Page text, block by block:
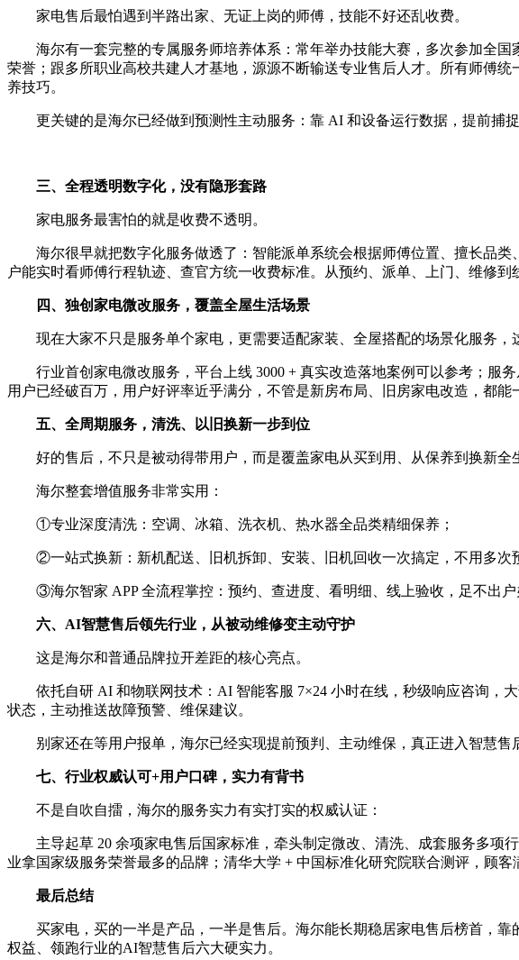
家电售后最怕遇到半路出家、无证上岗的师傅，技能不好还乱收费。
海尔有一套完整的专属服务师培养体系：常年举办技能大赛，多次参加全
荣誉；跟多所职业高校共建人才基地，源源不断输送专业售后人才。所有师傅
养技巧。
更关键的是海尔已经做到预测性主动服务：靠 AI 和设备运行数据，提前捕
三、全程透明数字化，没有隐形套路
家电服务最害怕的就是收费不透明。
海尔很早就把数字化服务做透了：智能派单系统会根据师傅位置、擅长品
户能实时看师傅行程轨迹、查官方统一收费标准。从预约、派单、上门、维修
四、独创家电微改服务，覆盖全屋生活场景
现在大家不只是服务单个家电，更需要适配家装、全屋搭配的场景化服务，
行业首创家电微改服务，平台上线 3000 + 真实改造落地案例可以参考；服
用户已经破百万，用户好评率近乎满分，不管是新房布局、旧房家电改造，都能
五、全周期服务，清洗、以旧换新一步到位
好的售后，不只是被动得带用户，而是覆盖家电从买到用、从保养到换新全
海尔整套增值服务非常实用：
①专业深度清洗：空调、冰箱、洗衣机、热水器全品类精细保养；
②一站式换新：新机配送、旧机拆卸、安装、旧机回收一次搞定，不用多次
③海尔智家 APP 全流程掌控：预约、查进度、看明细、线上验收，足不出户
六、AI智慧售后领先行业，从被动维修变主动守护
这是海尔和普通品牌拉开差距的核心亮点。
依托自研 AI 和物联网技术：AI 智能客服 7×24 小时在线，秒级响应咨询，
状态，主动推送故障预警、维保建议。
别家还在等用户报单，海尔已经实现提前预判、主动维保，真正进入智慧售
七、行业权威认可+用户口碑，实力有背书
不是自吹自擂，海尔的服务实力有实打实的权威认证：
主导起草 20 余项家电售后国家标准，牵头制定微改、清洗、成套服务多项
业拿国家级服务荣誉最多的品牌；清华大学 + 中国标准化研究院联合测评，顾客
最后总结
买家电，买的一半是产品，一半是售后。海尔能长期稳居家电售后榜首，
权益、领跑行业的AI智慧售后六大硬实力。